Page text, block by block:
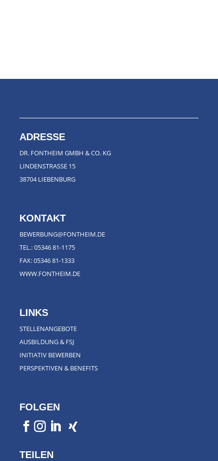
ADRESSE
DR. FONTHEIM GMBH & CO. KG
LINDENSTRASSE 15
38704 LIEBENBURG
KONTAKT
BEWERBUNG@FONTHEIM.DE
TEL.:05346 81-1175
FAX: 05346 81-1333
WWW.FONTHEIM.DE
LINKS
STELLENANGEBOTE
AUSBILDUNG & FSJ
INITIATIV BEWERBEN
PERSPEKTIVEN & BENEFITS
FOLGEN
TEILEN